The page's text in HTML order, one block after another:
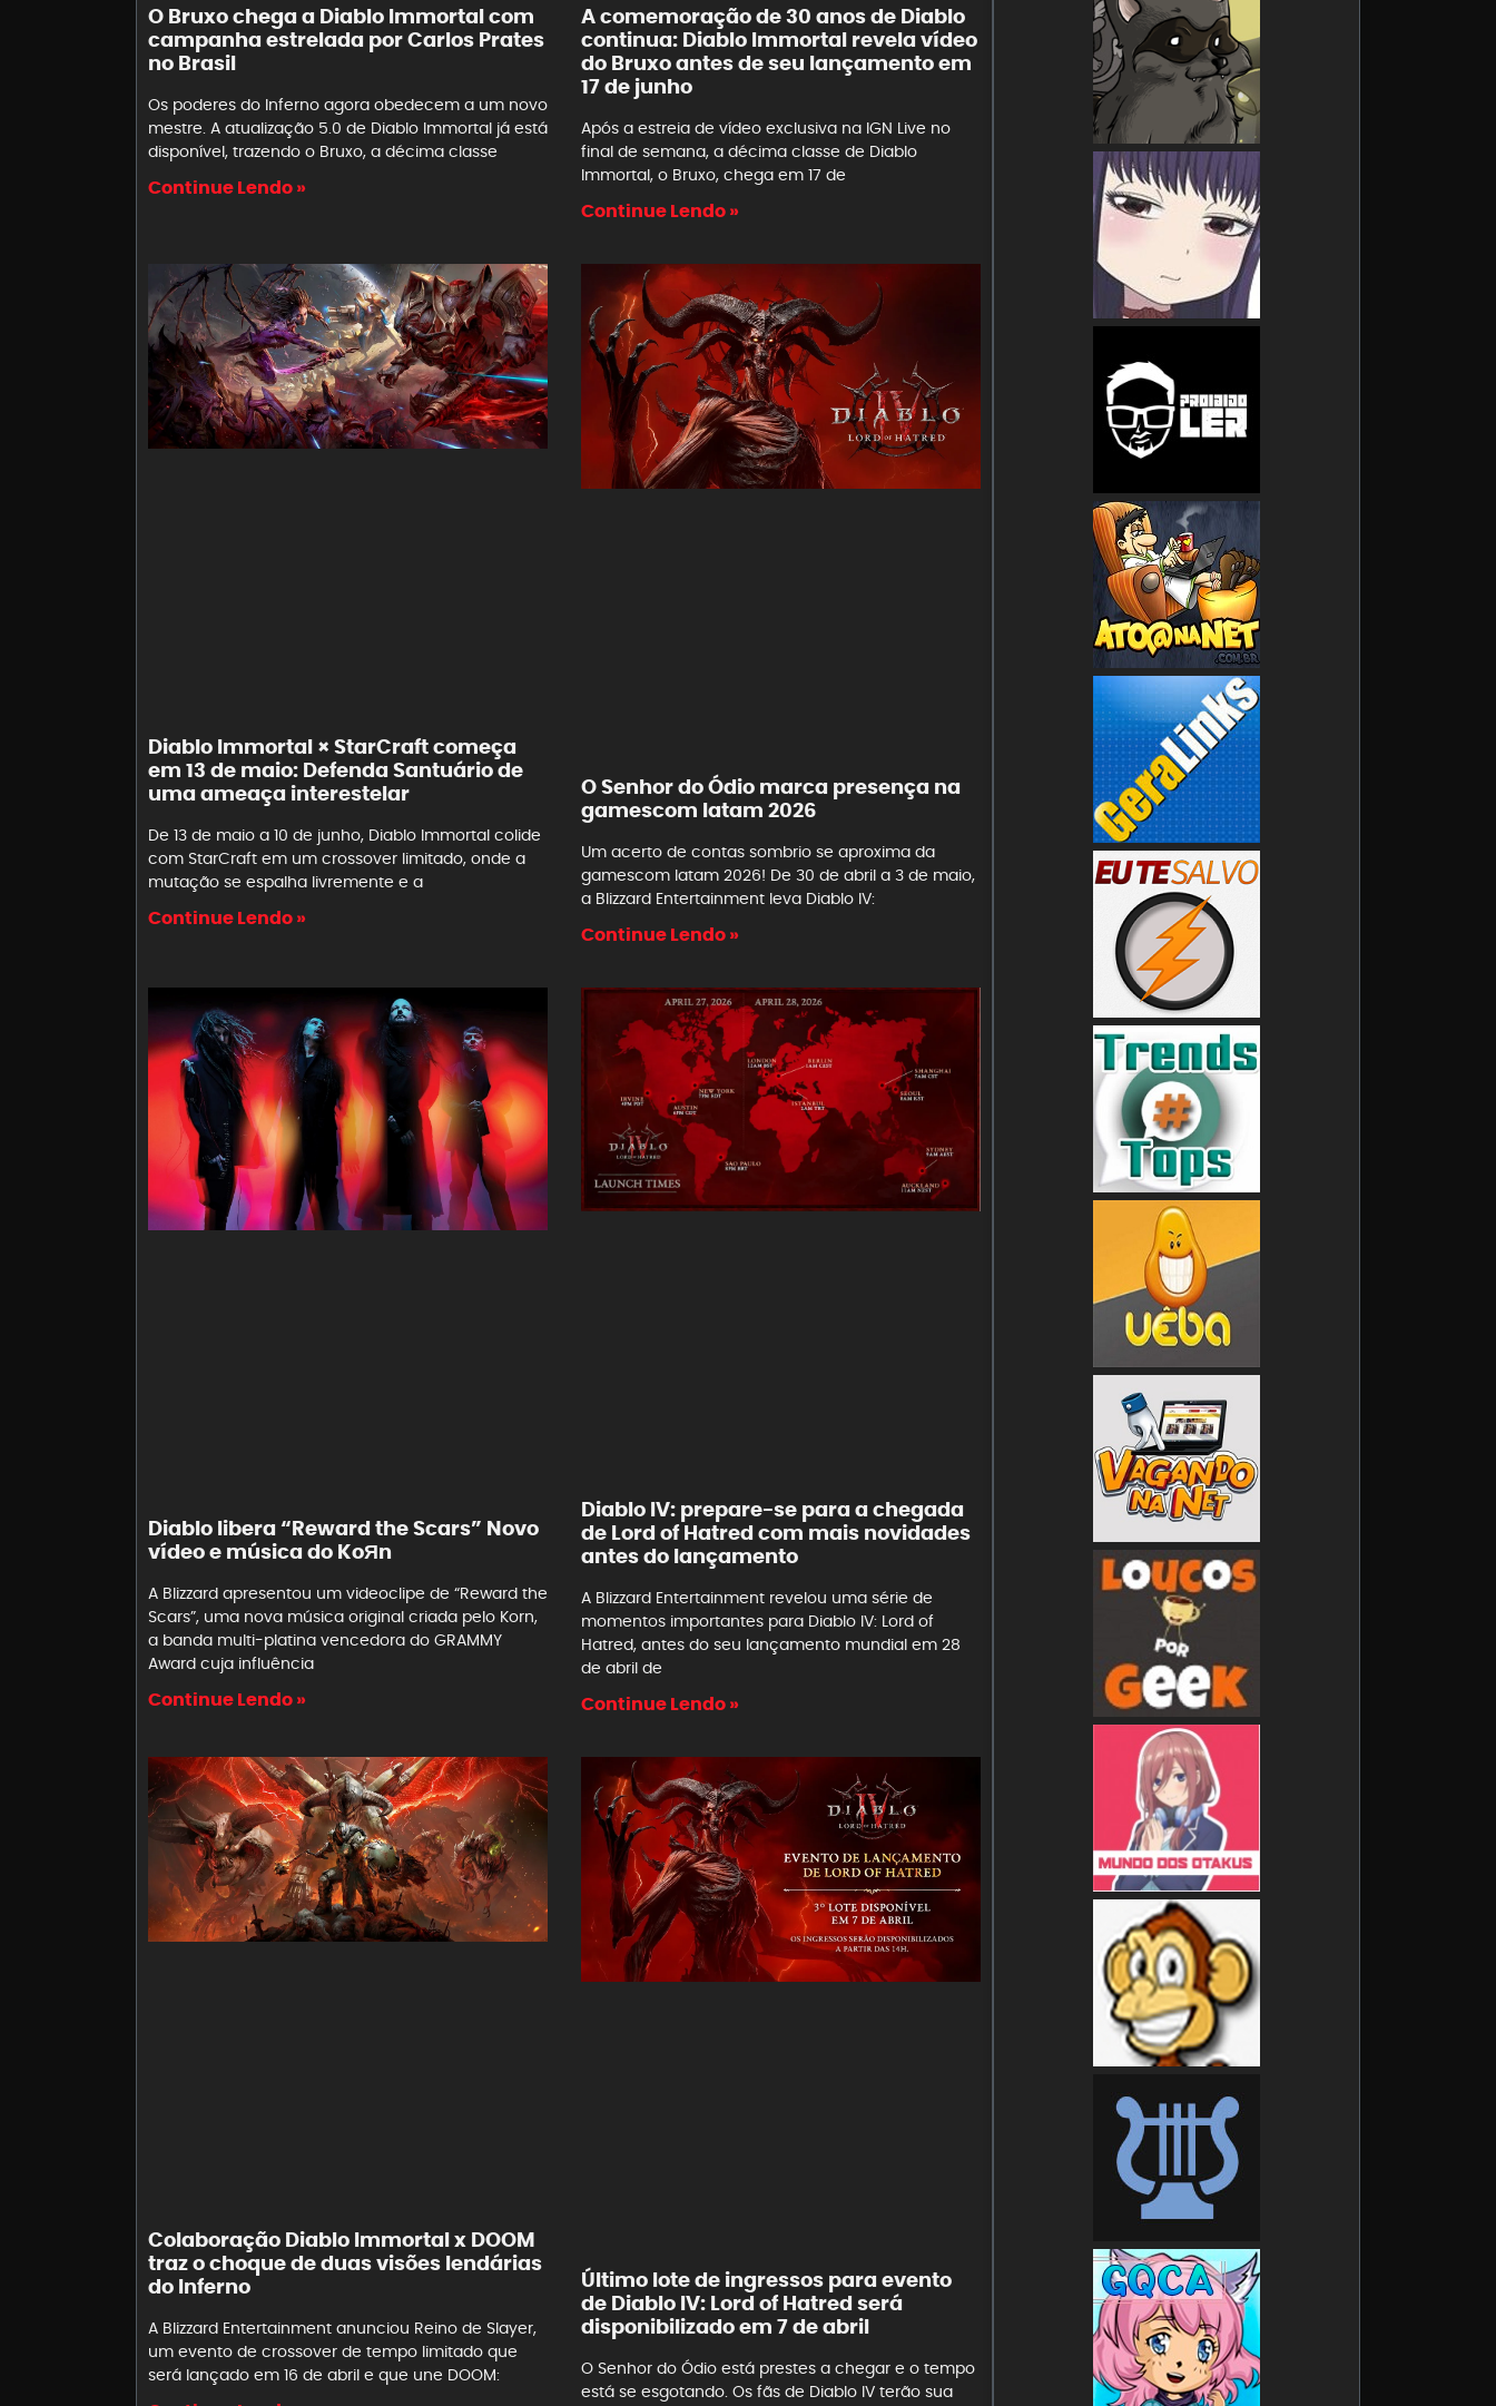
O Bruxo chega a Diablo Immortal com
campanha estrelada por Carlos Prates
no Brasil
Os poderes do Inferno agora obedecem a um novo
mestre. A atualização 5.0 de Diablo Immortal já está
disponível, trazendo o Bruxo, a décima classe
Continue Lendo »
A comemoração de 30 anos de Diablo
continua: Diablo Immortal revela vídeo
do Bruxo antes de seu lançamento em
17 de junho
Após a estreia de vídeo exclusiva na IGN Live no
final de semana, a décima classe de Diablo
Immortal, o Bruxo, chega em 17 de
Continue Lendo »
Diablo Immortal × StarCraft começa
em 13 de maio: Defenda Santuário de
uma ameaça interestelar
De 13 de maio a 10 de junho, Diablo Immortal colide
com StarCraft em um crossover limitado, onde a
mutação se espalha livremente e a
Continue Lendo »
O Senhor do Ódio marca presença na
gamescom latam 2026
Um acerto de contas sombrio se aproxima da
gamescom latam 2026! De 30 de abril a 3 de maio,
a Blizzard Entertainment leva Diablo IV:
Continue Lendo »
Diablo libera “Reward the Scars” Novo
vídeo e música do KoЯn
A Blizzard apresentou um videoclipe de “Reward the
Scars”, uma nova música original criada pelo Korn,
a banda multi-platina vencedora do GRAMMY
Award cuja influência
Continue Lendo »
Diablo IV: prepare-se para a chegada
de Lord of Hatred com mais novidades
antes do lançamento
A Blizzard Entertainment revelou uma série de
momentos importantes para Diablo IV: Lord of
Hatred, antes do seu lançamento mundial em 28
de abril de
Continue Lendo »
Colaboração Diablo Immortal x DOOM
traz o choque de duas visões lendárias
do Inferno
A Blizzard Entertainment anunciou Reino de Slayer,
um evento de crossover de tempo limitado que
será lançado em 16 de abril e que une DOOM:
Último lote de ingressos para evento
de Diablo IV: Lord of Hatred será
disponibilizado em 7 de abril
O Senhor do Ódio está prestes a chegar e o tempo
está se esgotando. Os fãs de Diablo IV terão sua